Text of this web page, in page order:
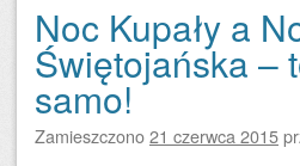
Noc Kupały a
Świętojańska –
samo!
Zamieszczono21 czerwca 2015